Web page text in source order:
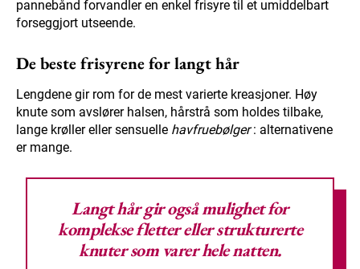
pannebånd forvandler en enkel frisyre til et umiddelbart
forseggjort utseende.
De beste frisyrene for langt hår
Lengdene gir rom for de mest varierte kreasjoner. Høy
knute som avslører halsen, hårstrå som holdes tilbake,
lange krøller eller sensuelle havfruebølger: alternativene
er mange.
Langt hår gir også mulighet for
komplekse fletter eller strukturerte
knuter som varer hele natten.